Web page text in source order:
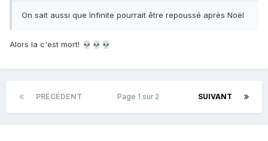
On sait aussi que Infinite pourrait être repoussé après Noël
Alors la c'est mort! 💀 💀 💀
PRÉCÉDENT SUIVANT
Page 1 sur 2